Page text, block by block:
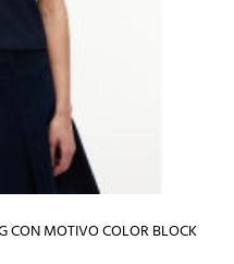
CON MOTIVO COLOR BLOCK